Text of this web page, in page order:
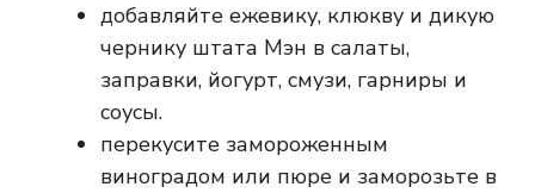
добавляйте ежевику, клюкву и дикую
чернику штата Мэн в салаты,
заправки, йогурт, смузи, гарниры и
соусы.
перекусите замороженным
виноградом или пюре и заморозьте в